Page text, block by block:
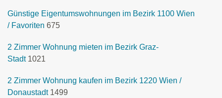
Günstige Eigentumswohnungen im Bezirk 1100 Wien
/ Favoriten 675
2 Zimmer Wohnung mieten im Bezirk Graz-
Stadt 1021
2 Zimmer Wohnung kaufen im Bezirk 1220 Wien /
Donaustadt 1499